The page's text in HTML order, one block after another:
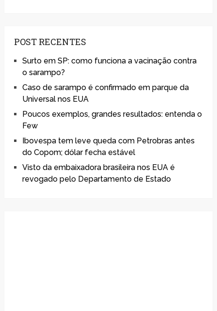
POST RECENTES
Surto em SP: como funciona a vacinação contra
o sarampo?
Caso de sarampo é confirmado em parque da
Universal nos EUA
Poucos exemplos, grandes resultados: entenda o
Few
Ibovespa tem leve queda com Petrobras antes
do Copom; dólar fecha estável
Visto da embaixadora brasileira nos EUA é
revogado pelo Departamento de Estado